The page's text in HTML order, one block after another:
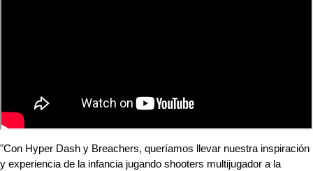
"Con Hyper Dash y Breachers, queríamos llevar nuestra inspiración
y experiencia de la infancia jugando shooters multijugador a la